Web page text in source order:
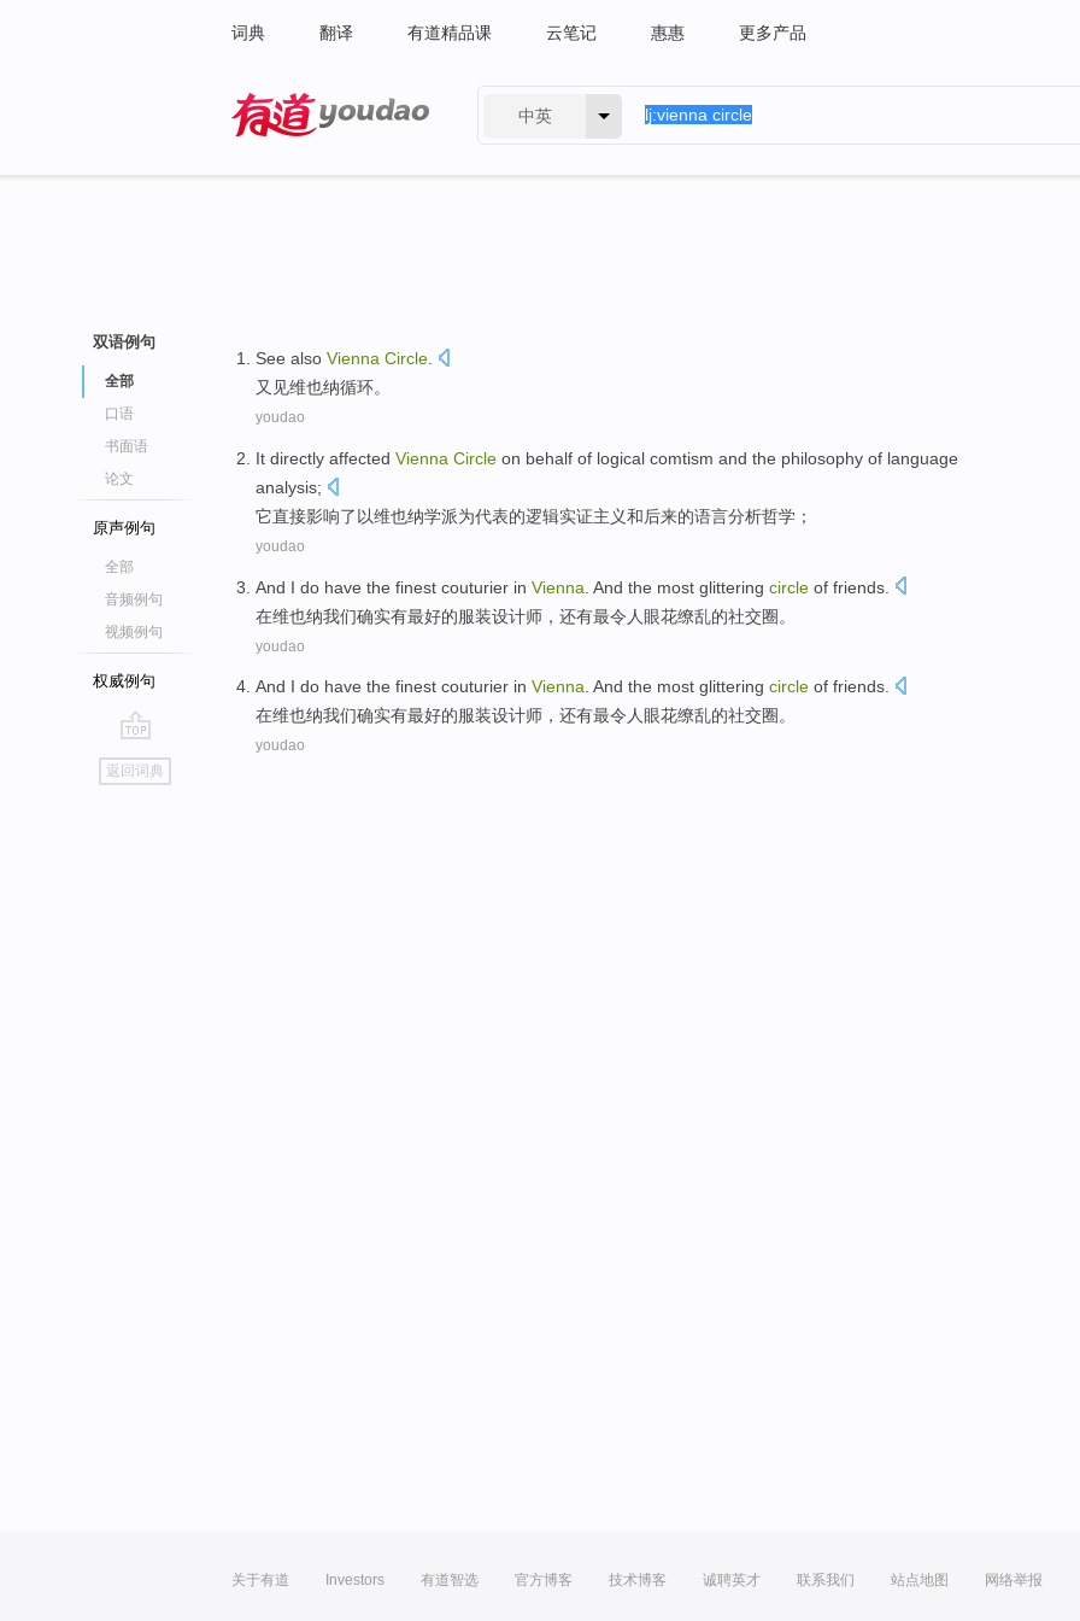
词典 翻译 有道精品课 云笔记 惠惠 更多产品
中英
双语例句
全部
口语
书面语
论文
原声例句
全部
音频例句
视频例句
权威例句
go
top
返回词典
See also Vienna Circle
又 见维也纳循环。
youdao
It directly affected Vienna Circle on behalf of logical comtism and the philosophy of language
analysis;
它直接影响了 以维也纳学派为代表的逻辑实证主义和后来的语言分析哲学 ；
youdao
And I do have the finest couturier in Vienna . And the most glittering circle of friends.
在维也纳我们确实有最好的服装设计师，还有最令人眼花缭乱的社交圈。
youdao
And I do have the finest couturier in Vienna. And the most glittering circle of friends.
在维也纳我们确实有最好的服装设计师，还有最令人眼花缭乱的社交圈。
youdao
关于有道 Investors 有道智选 官方博客 技术博客 诚聘英才 联系我们 站点地图 网络举报